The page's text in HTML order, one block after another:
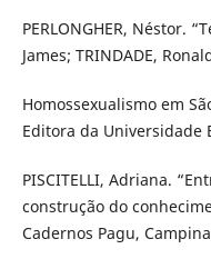
PERLONGHER, Néstor.
James; TRINDADE,
Homossexualismo em
Editora da Universidade
PISCITELLI, Adriana.
construção do
Cadernos Pagu,